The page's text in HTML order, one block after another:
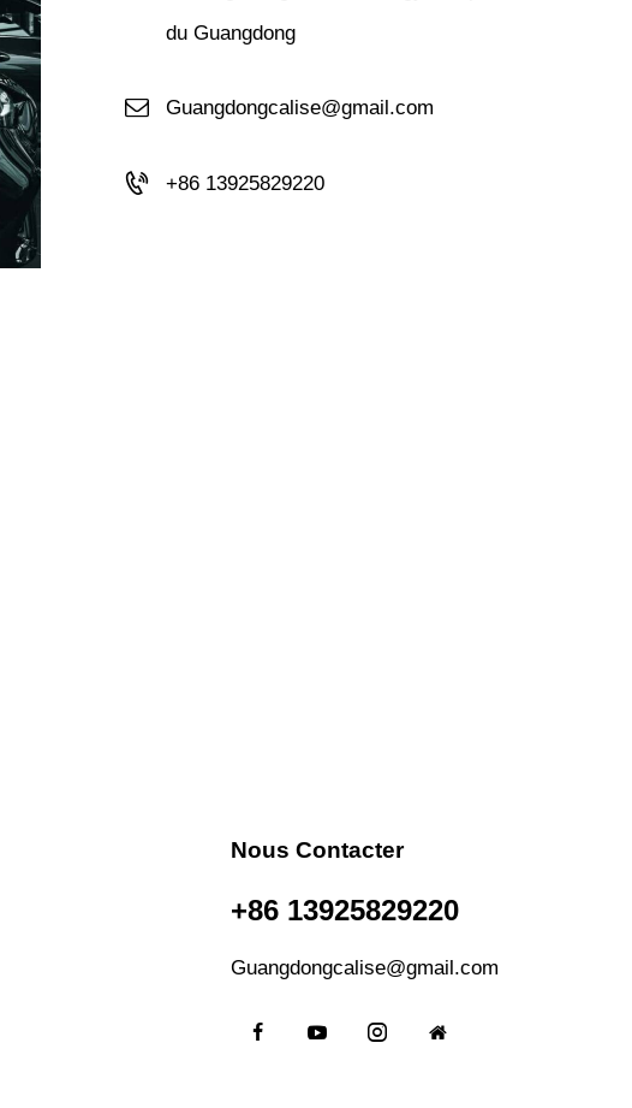
du Guangdong
Guangdongcalise@gmail.com
+86 13925829220
Nous Contacter
+86 13925829220
Guangdongcalise@gmail.com